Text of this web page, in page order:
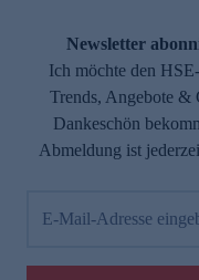
Newsletter
Ich möchte den
Trends, Angebote &
Dankeschön
Abmeldung ist
E-Mail-Adresse